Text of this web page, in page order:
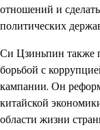
отношений и
политических
Си Цзиньпин также
борьбой с
кампании. Он
китайской
области жизни